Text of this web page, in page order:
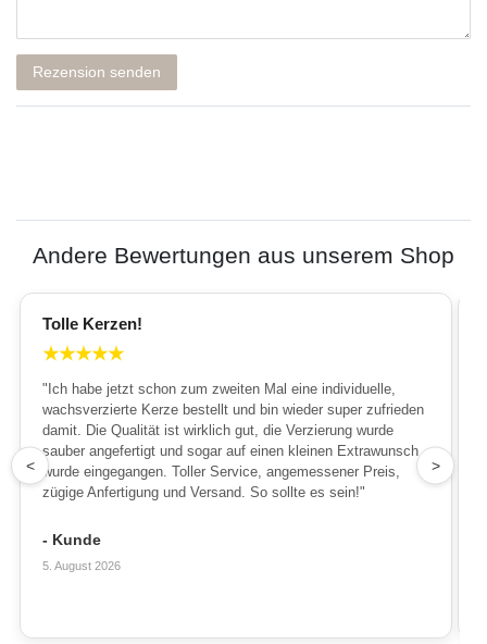
Rezension senden
Andere Bewertungen aus unserem Shop
Tolle Kerzen!
★★★★★
"Ich habe jetzt schon zum zweiten Mal eine individuelle,
wachsverzierte Kerze bestellt und bin wieder super zufrieden
damit. Die Qualität ist wirklich gut, die Verzierung wurde
sauber angefertigt und sogar auf einen kleinen Extrawunsch
wurde eingegangen. Toller Service, angemessener Preis,
zügige Anfertigung und Versand. So sollte es sein!"
- Kunde
5. August 2026
< >